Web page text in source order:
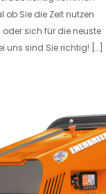
Sie die Zeit nutzen
sich für die neuste
uns sind Sie richtig! […]